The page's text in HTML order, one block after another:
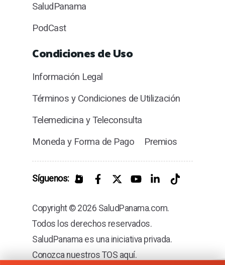
SaludPanama
PodCast
Condiciones de Uso
Información Legal
Términos y Condiciones de Utilización
Telemedicina y Teleconsulta
Moneda y Forma de Pago
Premios
Síguenos:
Copyright © 2026 SaludPanama.com.
Todos los derechos reservados.
SaludPanama es una iniciativa privada.
Conozca nuestros TOS aquí.